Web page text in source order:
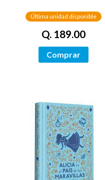
Última unidad disponible
Q. 189.00
Comprar